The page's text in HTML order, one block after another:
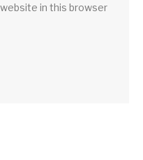
in this browser